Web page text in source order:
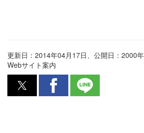
更新日：2014年04月17日、公開日：2000年
Webサイト案内